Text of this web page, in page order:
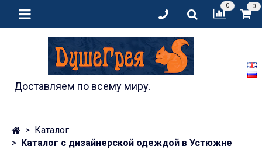
0 0
Доставляем по всему миру.
Каталог
Каталог с дизайнерской одеждой в Устюжне